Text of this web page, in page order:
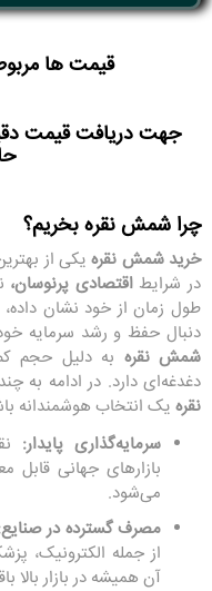
قیمت ها مربوط به
جهت دریافت قیمت
چرا شمش نقره بخریم؟
خرید شمش نقرهیکی از
در شرایطاقتصادی پرنوسان،
طول زمان از خود نشان
دنبال حفظ و رشد سرمایه
شمش نقره به دلیل حجم
دغدغه‌ای دارد. در ادامه به
نقره یک انتخاب هوشمندانه
سرمایه‌گذاری پایدار:
بازارهای جهانی
می‌شود.
مصرف گسترده در
از جمله الکترونیک،
آن همیشه در بازار بالا